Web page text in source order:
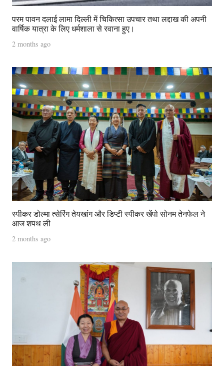
परम पावन दलाई लामा दिल्ली में चिकित्सा उपचार तथा लद्दाख की अपनी
वार्षिक यात्रा के लिए धर्मशाला से रवाना हुए।
2 months ago
स्पीकर डोल्मा त्सेरिंग तेयखांग और डिप्टी स्पीकर खेंपो सोनम तेनफेल ने
आज शपथ ली
2 months ago